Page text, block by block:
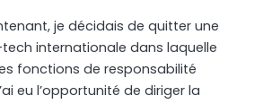
je décidais de quitter une
internationale dans laquelle
fonctions de responsabilité
eu l’opportunité de diriger la